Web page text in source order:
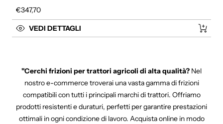
Prezzo regolare
€347,70
VEDI DETTAGLI
"Cerchi frizioni per trattori agricoli di alta qualità? Nel
nostro e-commerce troverai una vasta gamma di frizioni
compatibili con tutti i principali marchi di trattori. Offriamo
prodotti resistenti e duraturi, perfetti per garantire prestazioni
ottimali in ogni condizione di lavoro. Acquista online in modo